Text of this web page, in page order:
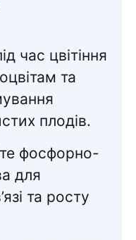
час цвітіння
та
плодів.
фосфорно-
для
та росту